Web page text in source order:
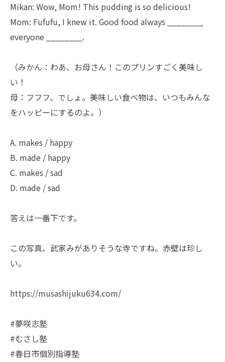
Mikan: Wow, Mom! This pudding is so delicious!
Mom: Fufufu, I knew it. Good food always ________
everyone ________.
（みかん：わあ、お母さん！このプリンすごく美味し
い！
母：フフフ、でしょ。美味しい食べ物は、いつもみんな
をハッピーにするのよ。）
A. makes / happy
B. made / happy
C. makes / sad
D. made / sad
答えは一番下です。
この写真、武家みがありそうな寺ですね。赤壁は珍し
い。
https://musashijuku634.com/
#夢咲志塾
#むさし塾
#春日市個別指導塾